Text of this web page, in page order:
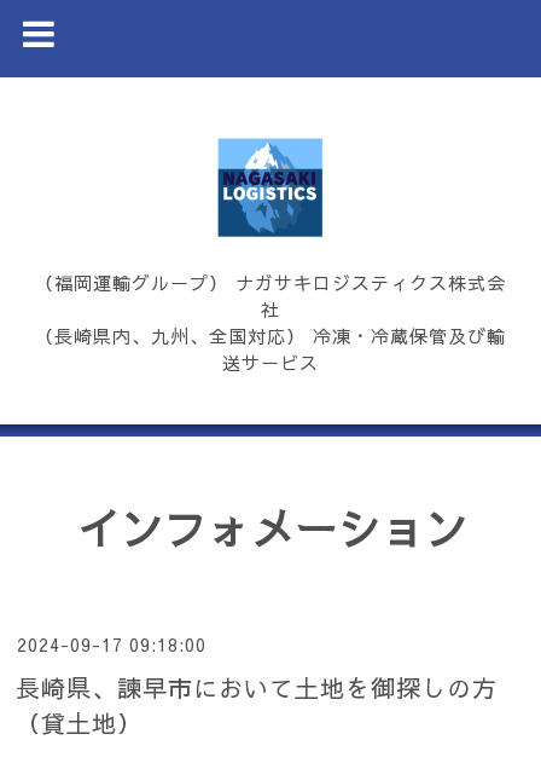
（福岡運輸グループ） ナガサキロジスティクス株式会
社
（長崎県内、九州、全国対応） 冷凍・冷蔵保管及び輸
送サービス
インフォメーション
2024-09-17 09:18:00
長崎県、諫早市において土地を御探しの方
（貸土地）